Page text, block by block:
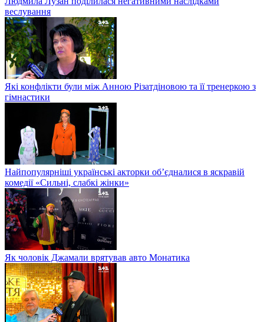
веслування
Які конфлікти були між Анною Різатдіновою та її тренеркою з
гімнастики
Найпопулярніші українські акторки об’єдналися в яскравій
комедії «Сильні, слабкі жінки»
Як чоловік Джамали врятував авто Монатика